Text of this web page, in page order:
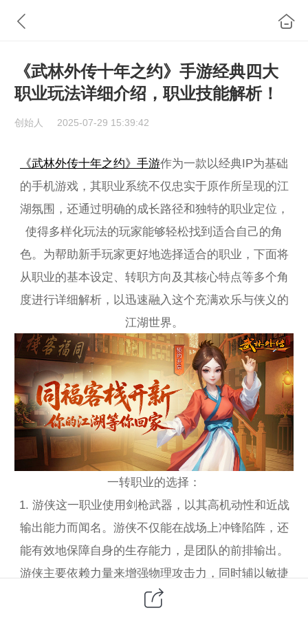
《武林外传十年之约》手游经典四大
职业玩法详细介绍，职业技能解析！
创始人 2025-07-29 15:39:42
《武林外传十年之约》手游作为一款以经典IP为基础
的手机游戏，其职业系统不仅忠实于原作所呈现的江
湖氛围，还通过明确的成长路径和独特的职业定位，
使得多样化玩法的玩家能够轻松找到适合自己的角
色。为帮助新手玩家更好地选择适合的职业，下面将
从职业的基本设定、转职方向及其核心特点等多个角
度进行详细解析，以迅速融入这个充满欢乐与侠义的
江湖世界。
一转职业的选择：
1. 游侠这一职业使用剑枪武器，以其高机动性和近战
输出能力而闻名。游侠不仅能在战场上冲锋陷阵，还
能有效地保障自身的生存能力，是团队的前排输出。
游侠主要依赖力量来增强物理攻击力，同时辅以敏捷
属性，增加闪避率和攻击速度。游侠的战斗风格特点